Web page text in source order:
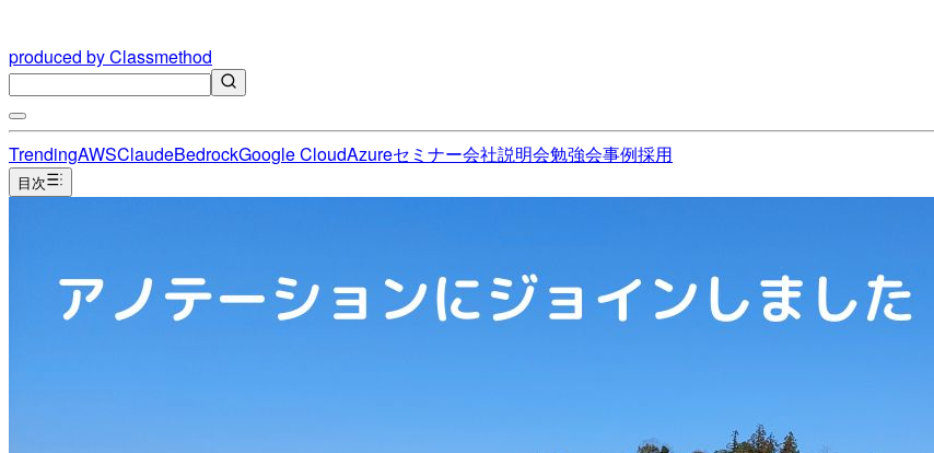
produced by Classmethod
TrendingAWSClaudeBedrockGoogle CloudAzureセミナー会社説明会勉強会事例採用
目次